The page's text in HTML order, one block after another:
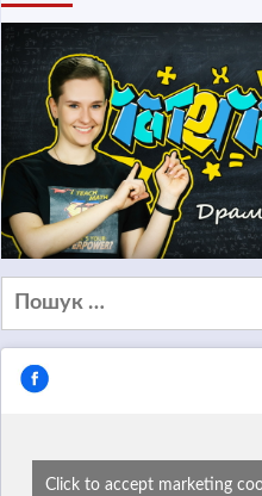
Пошук:
Click to accept marketing